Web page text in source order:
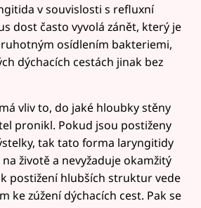
v souvislosti s refluxní
dost často vyvolá zánět, který je
osídlením bakteriemi,
dýchacích cestách jinak bez
vliv to, do jaké hloubky stěny
pronikl. Pokud jsou postiženy
tak tato forma laryngitidy
životě a nevyžaduje okamžitý
postižení hlubších struktur vede
ke zúžení dýchacích cest. Pak se